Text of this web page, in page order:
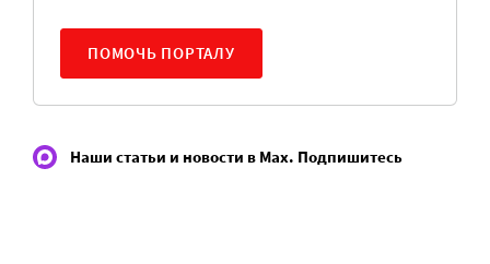
ПОМОЧЬ ПОРТАЛУ
Наши статьи и новости в Max. Подпишитесь